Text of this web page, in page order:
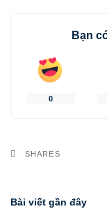
Bạn
0
SHARES
Bài viết gần đây